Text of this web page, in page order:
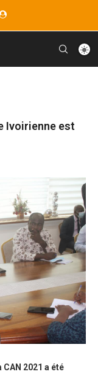
Ivoirienne est
2021 a été